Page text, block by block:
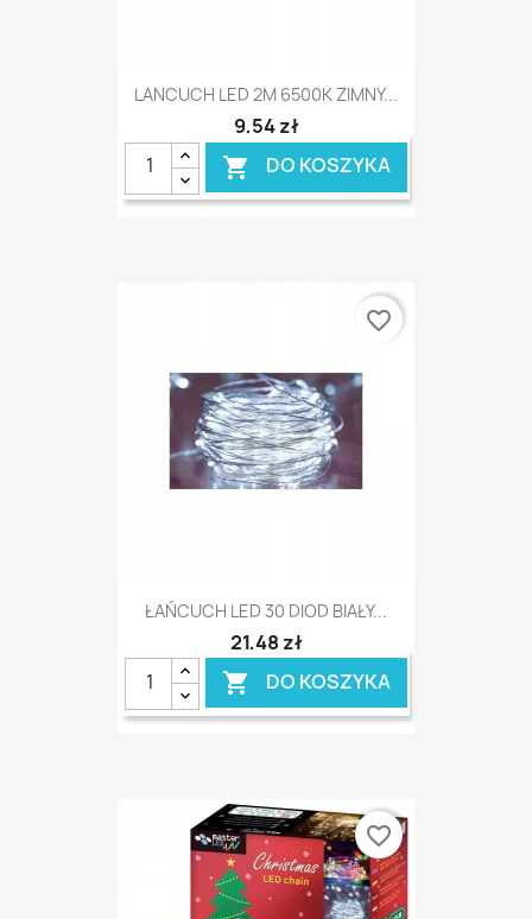
LANCUCH LED 2M 6500K ZIMNY...
9,54 zł
 DO KOSZYKA
ŁAŃCUCH LED 30 DIOD BIAŁY...
21,48 zł
 DO KOSZYKA
favorite_border
favorite_border